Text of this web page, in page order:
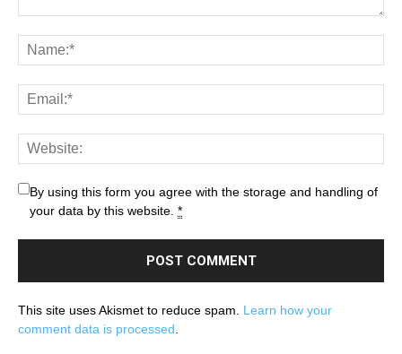
By using this form you agree with the storage and handling of
your data by this website. *
This site uses Akismet to reduce spam. Learn how your
comment data is processed